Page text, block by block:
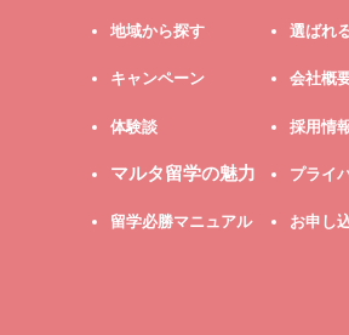
地域から探す
キャンペーン
体験談
マルタ留学の魅力
留学必勝マニュアル
選ばれ
会社概
採用情
プライ
お申し